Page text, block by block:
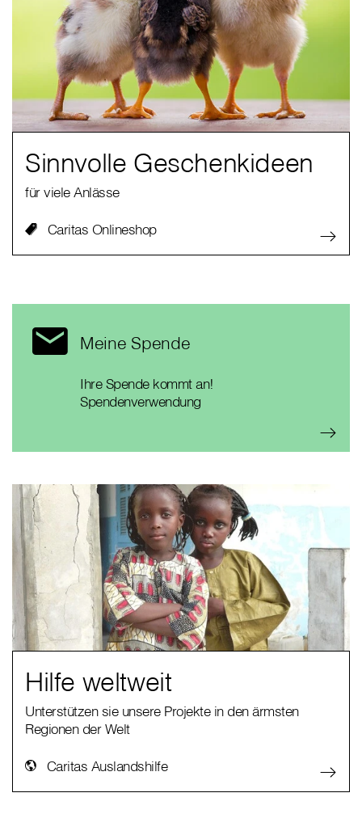
Sinnvolle Geschenkideen
für viele Anlässe
Caritas Onlineshop
Meine Spende
Ihre Spende kommt an!
Spendenverwendung
Hilfe weltweit
Unterstützen sie unsere Projekte in den ärmsten
Regionen der Welt
Caritas Auslandshilfe